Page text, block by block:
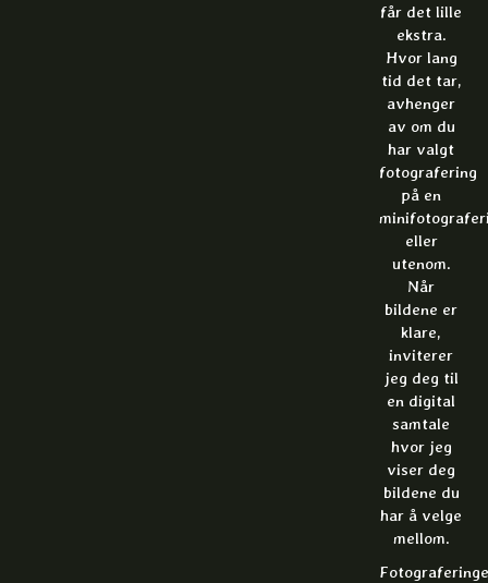
får det lille
ekstra.
Hvor lang
tid det tar,
avhenger
av om du
har valgt
fotografering
på en
eller
utenom.
Når
bildene er
klare,
inviterer
jeg deg til
en digital
samtale
hvor jeg
viser deg
bildene du
har å velge
mellom.